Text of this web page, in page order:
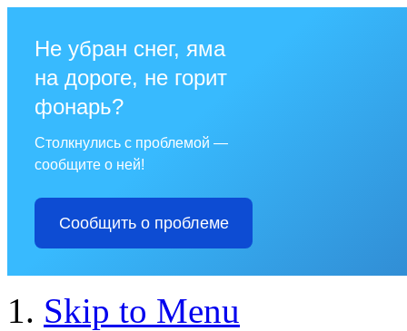
Не убран снег, яма
на дороге, не горит
фонарь?
Столкнулись с проблемой —
сообщите о ней!
Сообщить о проблеме
Skip to Menu